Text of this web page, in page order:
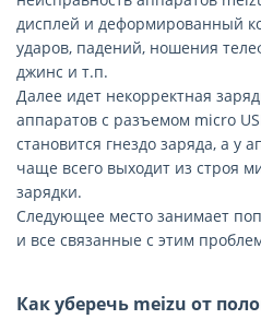
дисплей и деформированный
ударов, падений, ношения
джинс и т.п.
Далее идет некорректная
аппаратов с разъемом micro
становится гнездо заряда, а у
чаще всего выходит из строя
зарядки.
Следующее место занимает
и все связанные с этим
Как уберечь meizu от